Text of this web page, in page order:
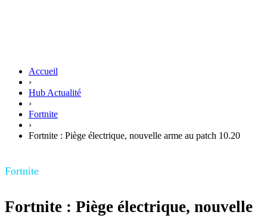
Accueil
›
Hub Actualité
›
Fortnite
›
Fortnite : Piège électrique, nouvelle arme au patch 10.20
Fortnite
Fortnite : Piège électrique, nouvelle